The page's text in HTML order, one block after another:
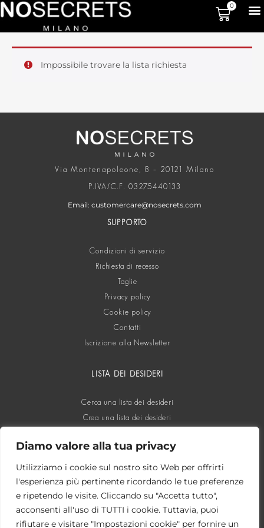
Diamo valore alla tua privacy
Utilizziamo i cookie sul nostro sito Web per offrirti
l'esperienza più pertinente ricordando le tue preferenze
e ripetendo le visite. Cliccando su "Accetta tutto",
acconsenti all'uso di TUTTI i cookie. Tuttavia, puoi
rifiutare e visitare "Impostazioni cookie" per fornire un
0
Impossibile trovare la lista richiesta
Via Montenapoleone, 8 – 20121 Milano
P.IVA/C.F. 03275440133
Email: customercare@nosecrets.com
SUPPORTO
Condizioni di servizio
Richiesta di recesso
Taglie
Privacy policy
Cookie policy
Contatti
Iscrizione alla Newsletter
LISTA DEI DESIDERI
Cerca una lista dei desideri
Crea una lista dei desideri
SOCIAL